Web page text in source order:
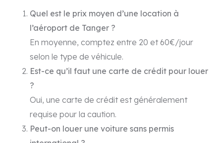
Quel est le prix moyen d’une location à
l’aéroport de Tanger ?
En moyenne, comptez entre 20 et 60€/jour
selon le type de véhicule.
Est-ce qu’il faut une carte de crédit pour louer
?
Oui, une carte de crédit est généralement
requise pour la caution.
Peut-on louer une voiture sans permis